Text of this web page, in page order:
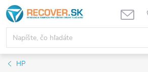
Prejsť
na
obsah
HP